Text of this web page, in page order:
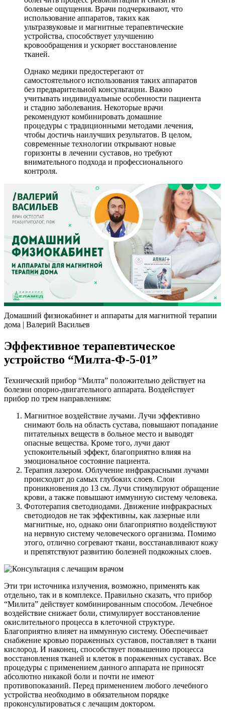
болевые ощущения. Врачи подчеркивают, что
использование аппаратов, таких как
ультразвуковые и магнитные терапевтические
устройства, способствует улучшению
кровообращения и ускоряет восстановление
тканей.
Однако медики предостерегают от
самостоятельного использования таких аппаратов
без предварительной консультации. Важно
учитывать индивидуальные особенности пациента
и стадию заболевания. Некоторые врачи
рекомендуют комбинировать домашние
процедуры с традиционными методами лечения,
чтобы достичь наилучших результатов. В целом,
современные технологии открывают новые
горизонты в лечении суставов, но требуют
внимательного подхода и профессионального
контроля.
Домашний физиокабинет и аппараты для магнитной терапии
дома | Валерий Васильев
Эффективное терапевтическое
устройство “Милта-Ф-5-01”
Технический прибор “Милта” положительно действует на
болезни опорно-двигательного аппарата. Воздействует
прибор по трем направлениям:
Магнитное воздействие лучами. Лучи эффективно
снимают боль на область сустава, повышают попадание
питательных веществ в больное место и выводят
опасные вещества. Кроме того, лучи дают
успокоительный эффект, благоприятно влияя на
эмоциональное состояние пациента.
Терапия лазером. Облучение инфракрасными лучами
происходит до самых глубоких слоев. Слои
проникновения до 13 см. Лучи стимулируют обращение
крови, а также повышают иммунную систему человека.
Фототерапия светодиодами. Движение инфракрасных
светодиодов не так эффективны, как лазерные или
магнитные, но, однако они благоприятно воздействуют
на нервную систему человеческого организма. Помимо
этого, отлично согревают ткани, восстанавливают кожу
и препятствуют развитию болезней подкожных слоев.
Эти три источника излучения, возможно, применять как
отдельно, так и в комплексе. Правильно сказать, что прибор
“Милита” действует комбинированным способом. Лечебное
воздействие снижает боли, стимулирует восстановление
окислительного процесса в клеточной структуре.
Благоприятно влияет на иммунную систему. Обеспечивает
снабжение кровью пораженных суставов, поставляет в ткани
кислород. И наконец, способствует повышению процесса
восстановления тканей и клеток в пораженных суставах. Все
процедуры с применением данного аппарата не приносят
абсолютно никакой боли и почти не имеют
противопоказаний. Перед применением любого лечебного
устройства необходимо в обязательном порядке
проконсультироваться с лечащим доктором.